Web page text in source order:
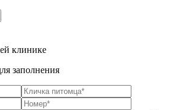
клинике
заполнения